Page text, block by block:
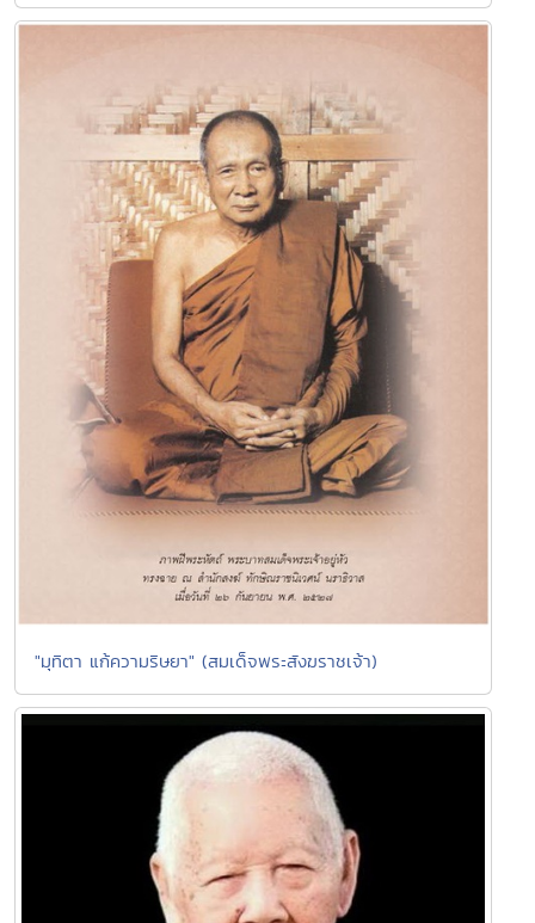
"มุทิตา แก้ความริษยา" (สมเด็จพระสังฆราชเจ้า)